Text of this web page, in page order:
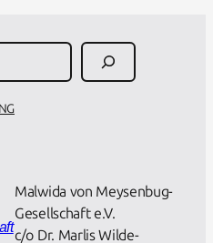
Malwida von Meysenbug-
Gesellschaft e.V.
c/o Dr. Marlis Wilde-